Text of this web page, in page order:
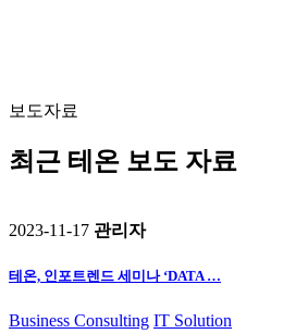
보도자료
최근 테온 보도 자료
2023-11-17 관리자
테온, 인포트렌드 세미나 ‘DATA …
Business Consulting IT Solution